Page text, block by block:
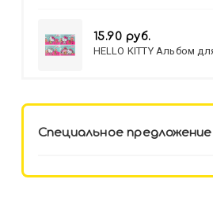
15.90 руб.
HELLO KITTY Альбом
Специальное предложение